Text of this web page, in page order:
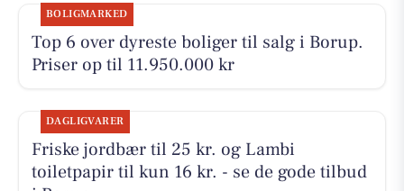
BOLIGMARKED
Top 6 over dyreste boliger til salg i Borup.
Priser op til 11.950.000 kr
DAGLIGVARER
Friske jordbær til 25 kr. og Lambi
toiletpapir til kun 16 kr. - se de gode tilbud